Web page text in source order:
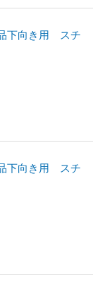
下向き用 スチ
下向き用 スチ